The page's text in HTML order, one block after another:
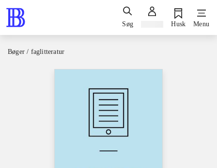
Søg Husk Menu
Bøger / faglitteratur